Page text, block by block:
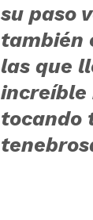
su paso
también
las que
increíble
tocando